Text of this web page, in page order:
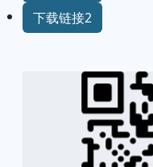
下载链接2